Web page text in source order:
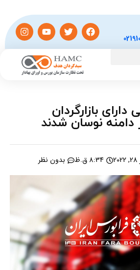
دارای بازارگردان
نوسان شدند
8:34 ق.ظ بدون نظر